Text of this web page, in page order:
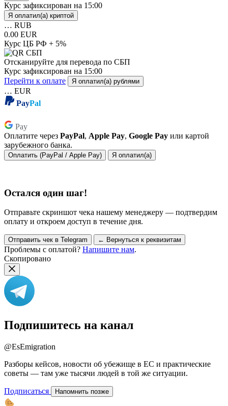
Курс зафиксирован на 15:00
Я оплатил(а) криптой
… RUB
0.00 EUR
Курс ЦБ РФ + 5%
Отсканируйте для перевода по СБП
Курс зафиксирован на 15:00
Перейти к оплате
Я оплатил(а) рублями
… EUR
PayPal
Pay
Оплатите через PayPal, Apple Pay, Google Pay или картой
зарубежного банка.
Оплатить (PayPal / Apple Pay) Я оплатил(а)
Остался один шаг!
Отправьте скриншот чека нашему менеджеру — подтвердим
оплату и откроем доступ в течение дня.
Отправить чек в Telegram ← Вернуться к реквизитам
Проблемы с оплатой? Напишите нам.
Скопировано
Подпишитесь на канал
@EsEmigration
Разборы кейсов, новости об убежище в ЕС и практические
советы — там уже тысячи людей в той же ситуации.
Подписаться Напомнить позже